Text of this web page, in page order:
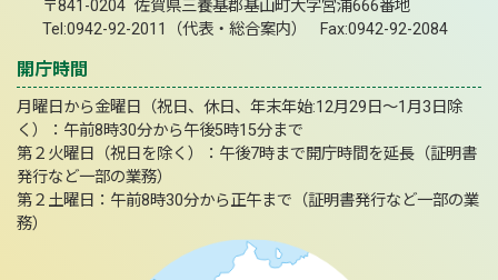
〒841-0204 佐賀県三養基郡基山町大字宮浦666番地
Tel:0942-92-2011（代表・総合案内） Fax:0942-92-2084
開庁時間
月曜日から金曜日（祝日、休日、年末年始:12月29日～1月3日除
く）：午前8時30分から午後5時15分まで
第２火曜日（祝日を除く）：午後7時まで開庁時間を延長（証明書
発行など一部の業務）
第２土曜日：午前8時30分から正午まで（証明書発行など一部の業
務）